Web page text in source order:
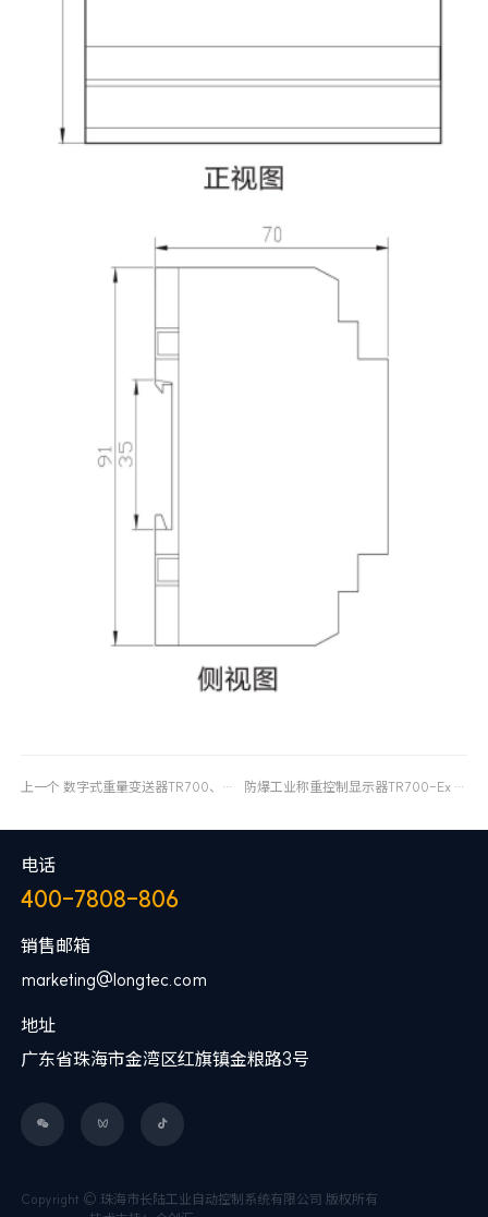
上一个 数字式重量变送器TR700、多物料配料控制器TR700C 防爆工业称重控制显示器TR700-Ex
电话
400-7808-806
销售邮箱
marketing@longtec.com
地址
广东省珠海市金湾区红旗镇金粮路3号
  
Copyright © 珠海市长陆工业自动控制系统有限公司 版权所有